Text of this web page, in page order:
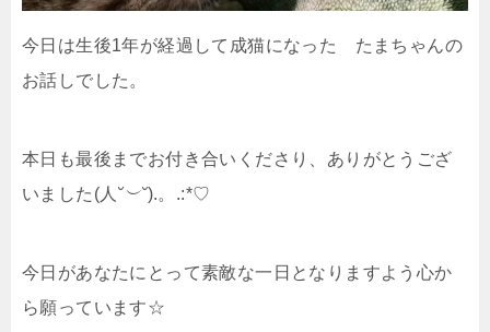
今日は生後1年が経過して成猫になった たまちゃんの
お話しでした。
本日も最後までお付き合いくださり、ありがとうござ
いました(人 ˘︶˘).。.:*♡
今日があなたにとって素敵な一日となりますよう心か
ら願っています☆